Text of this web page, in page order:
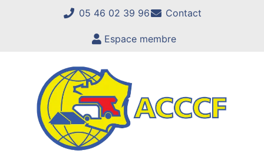
05 46 02 39 96 Contact
Espace membre